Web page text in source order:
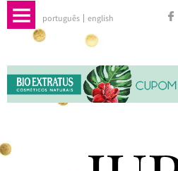
português english